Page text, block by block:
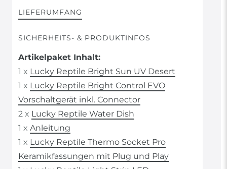
LIEFERUMFANG
SICHERHEITS- & PRODUKTINFOS
Artikelpaket Inhalt:
1 x Lucky Reptile Bright Sun UV Desert
1 x Lucky Reptile Bright Control EVO
Vorschaltgerät inkl. Connector
2 x Lucky Reptile Water Dish
1 x Anleitung
1 x Lucky Reptile Thermo Socket Pro
Keramikfassungen mit Plug und Play